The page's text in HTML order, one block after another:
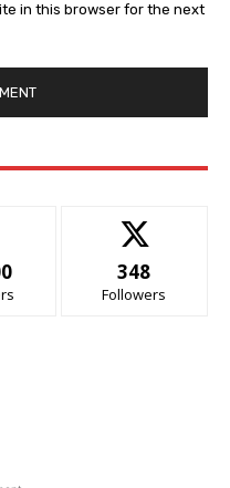
in this browser for the next
348
Followers